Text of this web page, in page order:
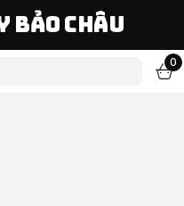
Bảo Châu
0